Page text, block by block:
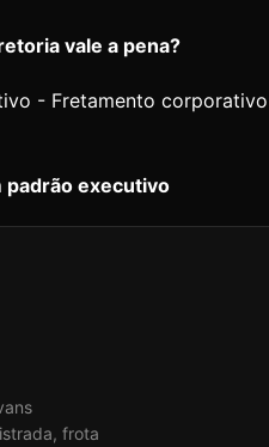
vale a pena?
executivo
frota